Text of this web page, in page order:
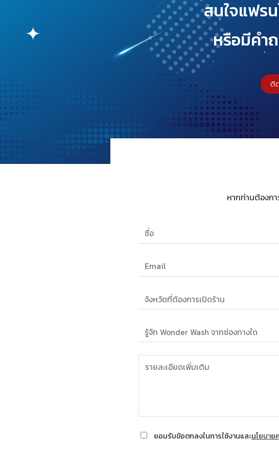
สนใจแฟร
หรือมีคำ
ติ
หากท่านต้องกา
ยอมรับข้อตกลงในการใช้งานและนโยบาย